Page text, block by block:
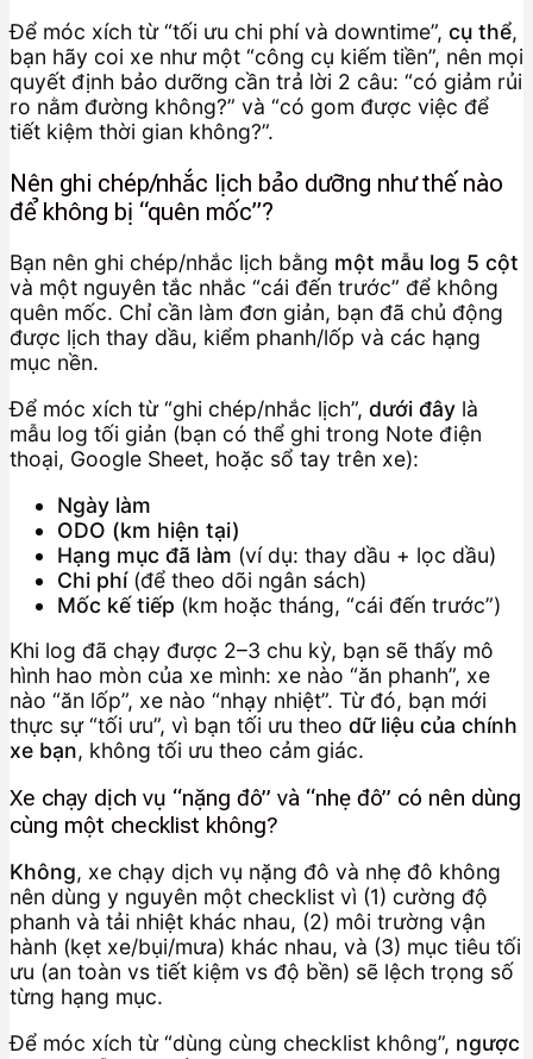
Để móc xích từ “tối ưu chi phí và downtime”, cụ thể,
bạn hãy coi xe như một “công cụ kiếm tiền”, nên mọi
quyết định bảo dưỡng cần trả lời 2 câu: “có giảm rủi
ro nằm đường không?” và “có gom được việc để
tiết kiệm thời gian không?”.
Nên ghi chép/nhắc lịch bảo dưỡng như thế nào
để không bị “quên mốc”?
Bạn nên ghi chép/nhắc lịch bằng một mẫu log 5 cột
và một nguyên tắc nhắc “cái đến trước” để không
quên mốc. Chỉ cần làm đơn giản, bạn đã chủ động
được lịch thay dầu, kiểm phanh/lốp và các hạng
mục nền.
Để móc xích từ “ghi chép/nhắc lịch”, dưới đây là
mẫu log tối giản (bạn có thể ghi trong Note điện
thoại, Google Sheet, hoặc sổ tay trên xe):
Ngày làm
ODO (km hiện tại)
Hạng mục đã làm (ví dụ: thay dầu + lọc dầu)
Chi phí(để theo dõi ngân sách)
Mốc kế tiếp (km hoặc tháng, “cái đến trước”)
Khi log đã chạy được 2–3 chu kỳ, bạn sẽ thấy mô
hình hao mòn của xe mình: xe nào “ăn phanh”, xe
nào “ăn lốp”, xe nào “nhạy nhiệt”. Từ đó, bạn mới
thực sự “tối ưu”, vì bạn tối ưu theo dữ liệu của chính
xe bạn, không tối ưu theo cảm giác.
Xe chạy dịch vụ “nặng đô” và “nhẹ đô” có nên dùng
cùng một checklist không?
Không, xe chạy dịch vụ nặng đô và nhẹ đô không
nên dùng y nguyên một checklist vì (1) cường độ
phanh và tải nhiệt khác nhau, (2) môi trường vận
hành (kẹt xe/bụi/mưa) khác nhau, và (3) mục tiêu tối
ưu (an toàn vs tiết kiệm vs độ bền) sẽ lệch trọng số
từng hạng mục.
Để móc xích từ “dùng cùng checklist không”, ngược